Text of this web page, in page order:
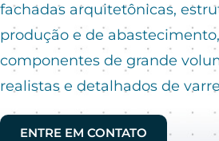
fachadas arquitetônicas,
produção e de
componentes de grande
realistas e detalhados de
ENTRE EM CONTATO